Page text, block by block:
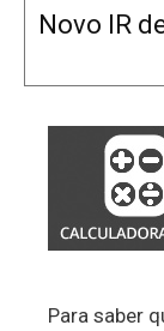
Novo IR
Para saber